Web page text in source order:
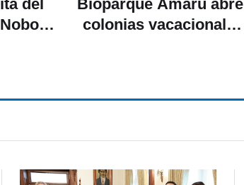
del
Bioparque Amaru abre
colonias vacacionales